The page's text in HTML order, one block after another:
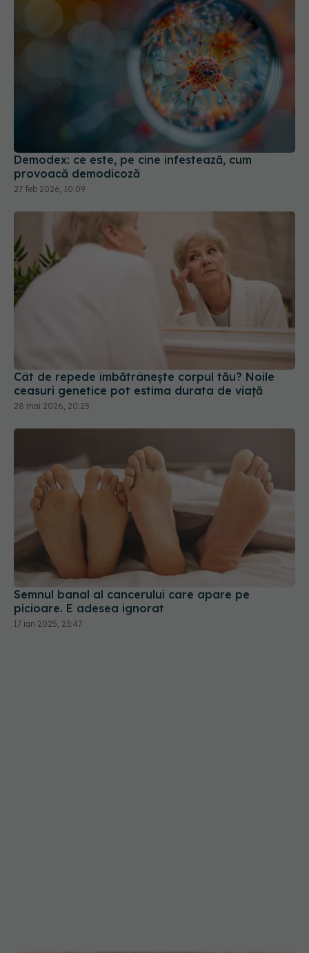
Demodex: ce este, pe cine infestează, cum
provoacă demodicoză
27 feb 2026, 10:09
Cât de repede îmbătrânește corpul tău? Noile
ceasuri genetice pot estima durata de viață
28 mai 2026, 20:25
Semnul banal al cancerului care apare pe
picioare. E adesea ignorat
17 ian 2025, 23:47